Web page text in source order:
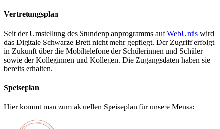
Vertretungsplan
Seit der Umstellung des Stundenplanprogramms aufWebUntis wird
das Digitale Schwarze Brett nicht mehr gepflegt. Der Zugriff erfolgt
in Zukunft über die Mobiltelefone der Schülerinnen und Schüler
sowie der Kolleginnen und Kollegen. Die Zugangsdaten haben sie
bereits erhalten.
Speiseplan
Hier kommt man zum aktuellen Speiseplan für unsere Mensa: